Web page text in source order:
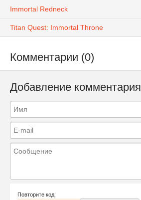
Immortal Redneck
Titan Quest: Immortal Throne
Комментарии (0)
Добавление комментария
Повторите код: